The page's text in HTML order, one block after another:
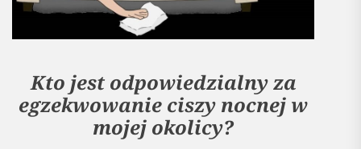
Kto jest odpowiedzialny za
egzekwowanie ciszy nocnej w
mojej okolicy?